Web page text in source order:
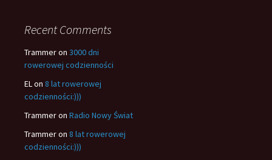
Recent Comments
Trammeron 3000 dni
rowerowej codzienności
ELon 8 lat rowerowej
codzienności:)))
Trammeron Radio Nowy Świat
Trammeron 8 lat rowerowej
codzienności:)))